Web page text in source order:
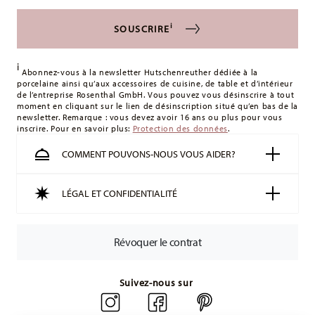
à 12,90 €. Pour tous les autres pays, vous pouvez consulter
les frais de livraison ici.
montant minimum de commande est de 135 £. La livraison
est offerte.
Suisse : Les livraisons en Suisse sont gratuites à partir de
49,90 CHF. Pour toute commande inférieure à 49,90 CHF, les
Suivi :
Vous recevrez un code de suivi par e-mail dès que
Délai de livraison en France : 5-7 jours ouvrables pour les
articles en stock. Vous pouvez consulter les délais de
Pour les retours, veuillez utiliser notre
SOUSCRIREi
i Abonnez-vous à la newsletter Hutschenreuther dédiée à la
porcelaine ainsi qu’aux accessoires de cuisine, de table et d’intérieur
de l’entreprise Rosenthal GmbH. Vous pouvez vous désinscrire à tout
moment en cliquant sur le lien de désinscription situé qu’en bas de la
newsletter. Remarque : vous devez avoir 16 ans ou plus pour vous
inscrire. Pour en savoir plus: Protection des données.
COMMENT POUVONS-NOUS VOUS AIDER?
LÉGAL ET CONFIDENTIALITÉ
Révoquer le contrat
Suivez-nous sur